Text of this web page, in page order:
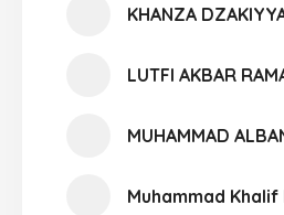
KHANZA
LUTFI AKBAR
MUHAMMAD
Muhammad Khalif